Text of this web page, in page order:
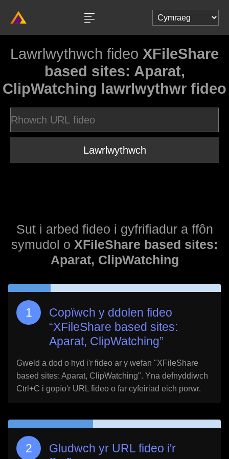
Lawrlwythwch fideo XFileShare
based sites: Aparat,
ClipWatching lawrlwythwr fideo
Lawrlwythwch
Sut i arbed fideo i gyfrifiadur a ffôn
symudol o XFileShare based sites:
Aparat, ClipWatching
Copïwch y ddolen fideo
“XFileShare based sites:
Aparat, ClipWatching”
Gweld a dod o hyd i'r fideo ar y wefan "XFileShare
based sites: Aparat, ClipWatching". Yna defnyddiwch
Ctrl+C i gopïo'r URL fideo o far cyfeiriad eich porwr.
Gludwch yr URL fideo i'r